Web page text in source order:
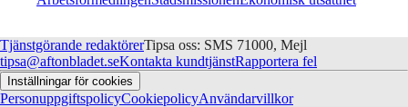
Tjänstgörande redaktörerTipsa oss: SMS 71000, Mejl
tipsa@aftonbladet.seKontakta kundtjänstRapportera fel
Inställningar för cookies
PersonuppgiftspolicyCookiepolicyAnvändarvillkor